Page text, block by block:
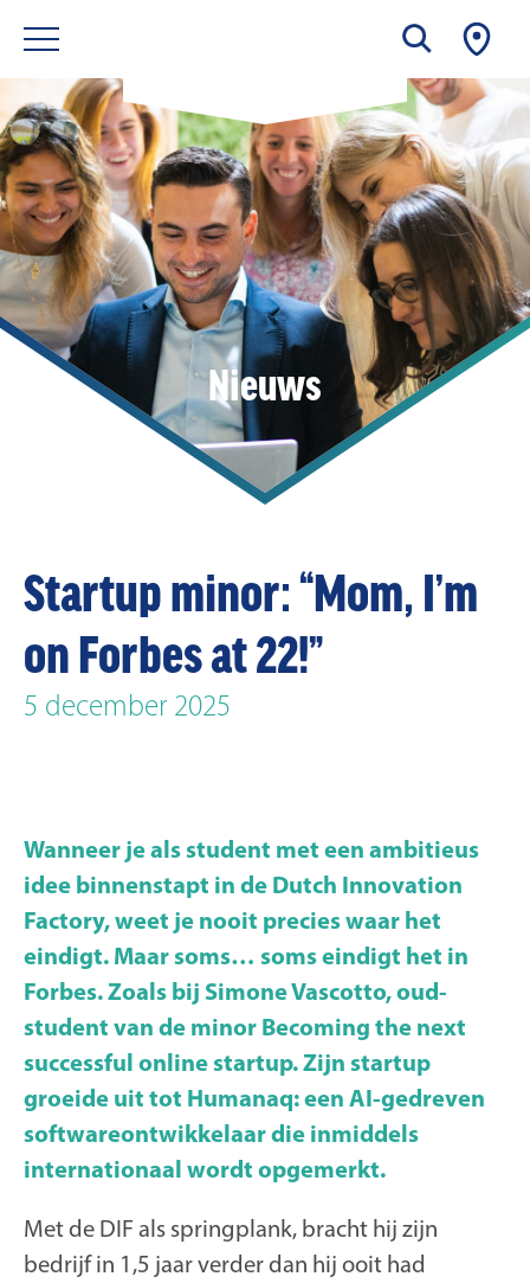
Nieuws
Startup minor: “Mom, I’m
on Forbes at 22!”
5 december 2025
Wanneer je als student met een ambitieus
idee binnenstapt in de Dutch Innovation
Factory, weet je nooit precies waar het
eindigt. Maar soms… soms eindigt het in
Forbes. Zoals bij Simone Vascotto, oud-
student van de minor Becoming the next
successful online startup. Zijn startup
groeide uit tot Humanaq: een AI-gedreven
softwareontwikkelaar die inmiddels
internationaal wordt opgemerkt.
Met de DIF als springplank, bracht hij zijn
bedrijf in 1,5 jaar verder dan hij ooit had